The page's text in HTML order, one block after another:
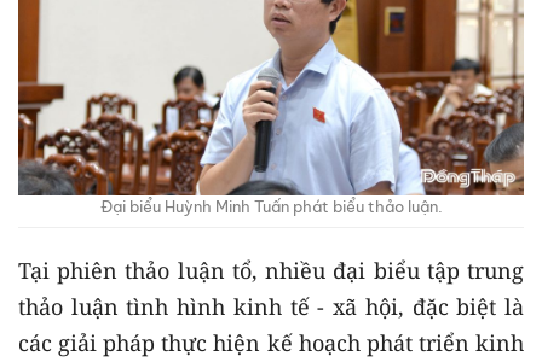
Đại biểu Huỳnh Minh Tuấn phát biểu thảo luận.
Tại phiên thảo luận tổ, nhiều đại biểu tập trung
thảo luận tình hình kinh tế - xã hội, đặc biệt là
các giải pháp thực hiện kế hoạch phát triển kinh